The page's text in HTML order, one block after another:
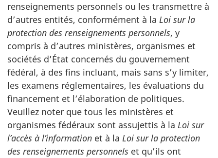
renseignements personnels ou les transmettre à
d’autres entités, conformément à la Loi sur la
protection des renseignements personnels, y
compris à d’autres ministères, organismes et
sociétés d’État concernés du gouvernement
fédéral, à des fins incluant, mais sans s’y limiter,
les examens réglementaires, les évaluations du
financement et l’élaboration de politiques.
Veuillez noter que tous les ministères et
organismes fédéraux sont assujettis à la Loi sur
l’accès à l’information et à la Loi sur la protection
des renseignements personnels et qu’ils ont